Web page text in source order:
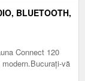
BLUETOOTH,
Connect 120
vă